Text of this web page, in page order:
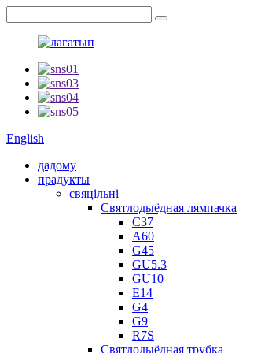
English
дадому
прадукты
свяцільні
Святлодыёдная лямпачка
C37
A60
G45
GU5.3
GU10
E14
G4
G9
R7S
Святлодыёдная трубка